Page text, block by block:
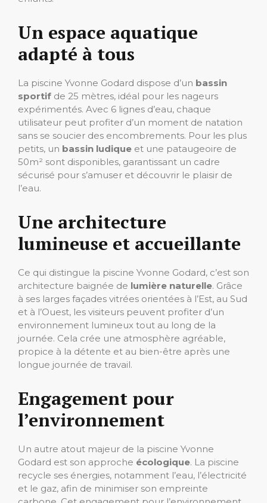
Un espace aquatique
adapté à tous
La piscine Yvonne Godard dispose d’un bassin
sportif de 25 mètres, idéal pour les nageurs
expérimentés. Avec 6 lignes d’eau, chaque
utilisateur peut profiter d’un moment de natation
sans se soucier des encombrements. Pour les plus
petits, un bassin ludique et une pataugeoire de
50m² sont disponibles, garantissant un cadre
sécurisé pour s’amuser et découvrir le plaisir de
l’eau.
Une architecture
lumineuse et accueillante
Ce qui distingue la piscine Yvonne Godard, c’est son
architecture baignée de lumière naturelle. Grâce
à ses larges façades vitrées orientées à l’Est, au Sud
et à l’Ouest, les visiteurs peuvent profiter d’un
environnement lumineux tout au long de la
journée. Cela crée une atmosphère agréable,
propice à la détente et au bien-être après une
longue journée de travail.
Engagement pour
l’environnement
Un autre atout majeur de la piscine Yvonne
Godard est son approche écologique. La piscine
recycle ses énergies, notamment l’eau, l’électricité
et le gaz, afin de minimiser son empreinte